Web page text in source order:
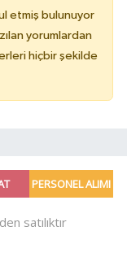
etmiş bulunuyor
yorumlardan
hiçbir şekilde